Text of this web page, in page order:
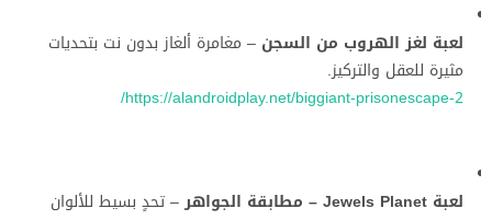
لعبة لغز الهروب من السجن – مغامرة ألغاز بدون نت بتحديات
مثيرة للعقل والتركيز.
https://alandroidplay.net/biggiant-prisonescape-2/
لعبة Jewels Planet – مطابقة الجواهر
– تحدٍ بسيط للألوان